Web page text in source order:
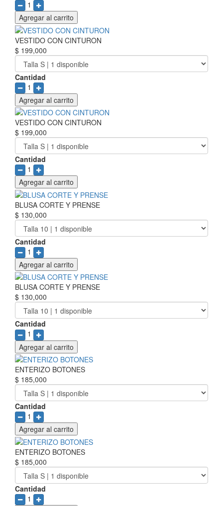
1
Agregar al carrito
VESTIDO CON CINTURON
$ 199,000
Cantidad
1
Agregar al carrito
VESTIDO CON CINTURON
$ 199,000
Cantidad
1
Agregar al carrito
BLUSA CORTE Y PRENSE
$ 130,000
Cantidad
1
Agregar al carrito
BLUSA CORTE Y PRENSE
$ 130,000
Cantidad
1
Agregar al carrito
ENTERIZO BOTONES
$ 185,000
Cantidad
1
Agregar al carrito
ENTERIZO BOTONES
$ 185,000
Cantidad
1